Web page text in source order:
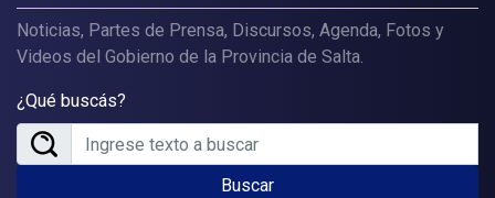
Noticias, Partes de Prensa, Discursos, Agenda, Fotos y
Videos del Gobierno de la Provincia de Salta.
¿Qué buscás?
Buscar